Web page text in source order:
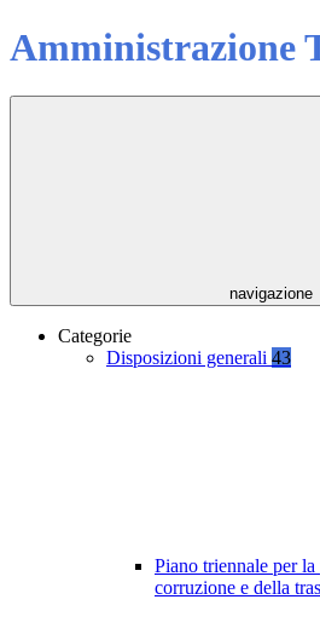
Amministrazione
navigazione
Categorie
Disposizioni generali 43
Piano triennale per
corruzione e della